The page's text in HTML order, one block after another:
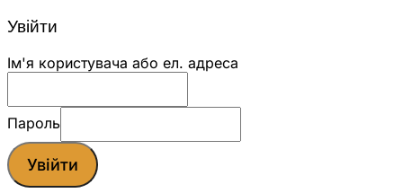
Увійти
Ім'я користувача або ел. адреса
Пароль
Увійти